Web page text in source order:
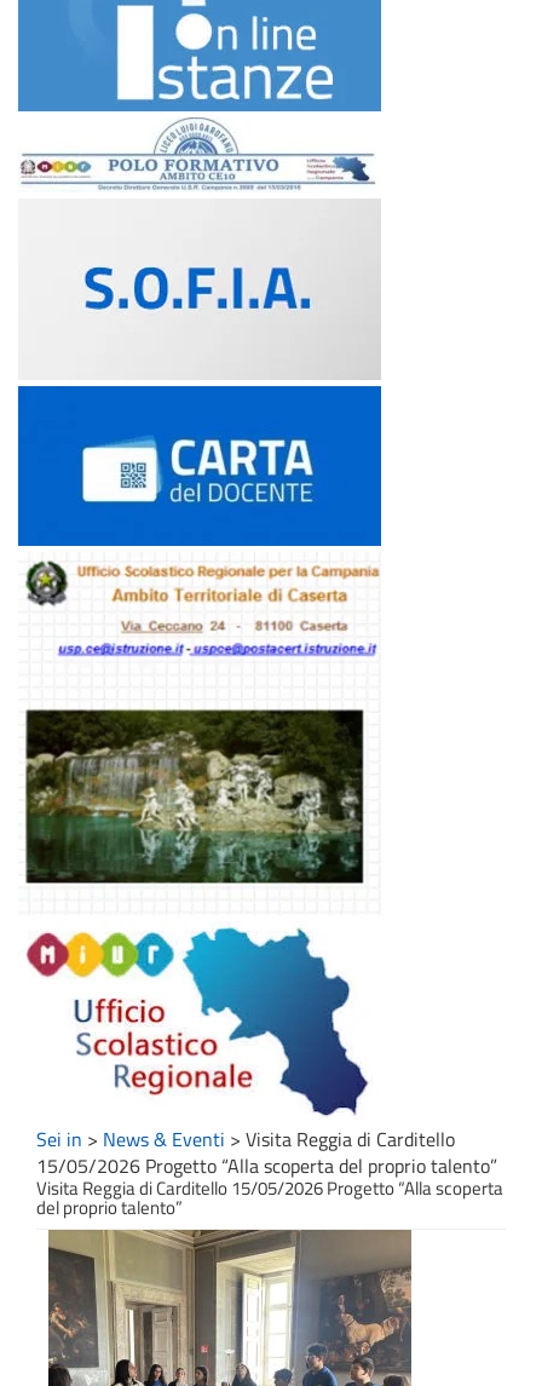
Sei in > News & Eventi > Visita Reggia di Carditello
15/05/2026 Progetto “Alla scoperta del proprio talento”
Visita Reggia di Carditello 15/05/2026 Progetto “Alla scoperta
del proprio talento”